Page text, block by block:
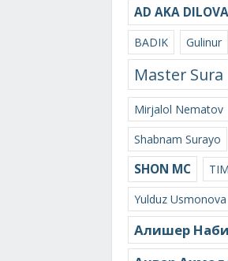
AD AKA
BADIK Gulinur
Master Sura
Mirjalol Nematov
Shabnam Surayo
SHON MC
Yulduz Usmonova
Алишер